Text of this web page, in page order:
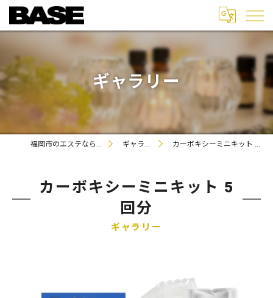
ギャラリー
福岡市のエステならBASE ギャラリー カーボキシーミニキット 5回分
ギャラリー
カーボキシーミニキット 5
回分